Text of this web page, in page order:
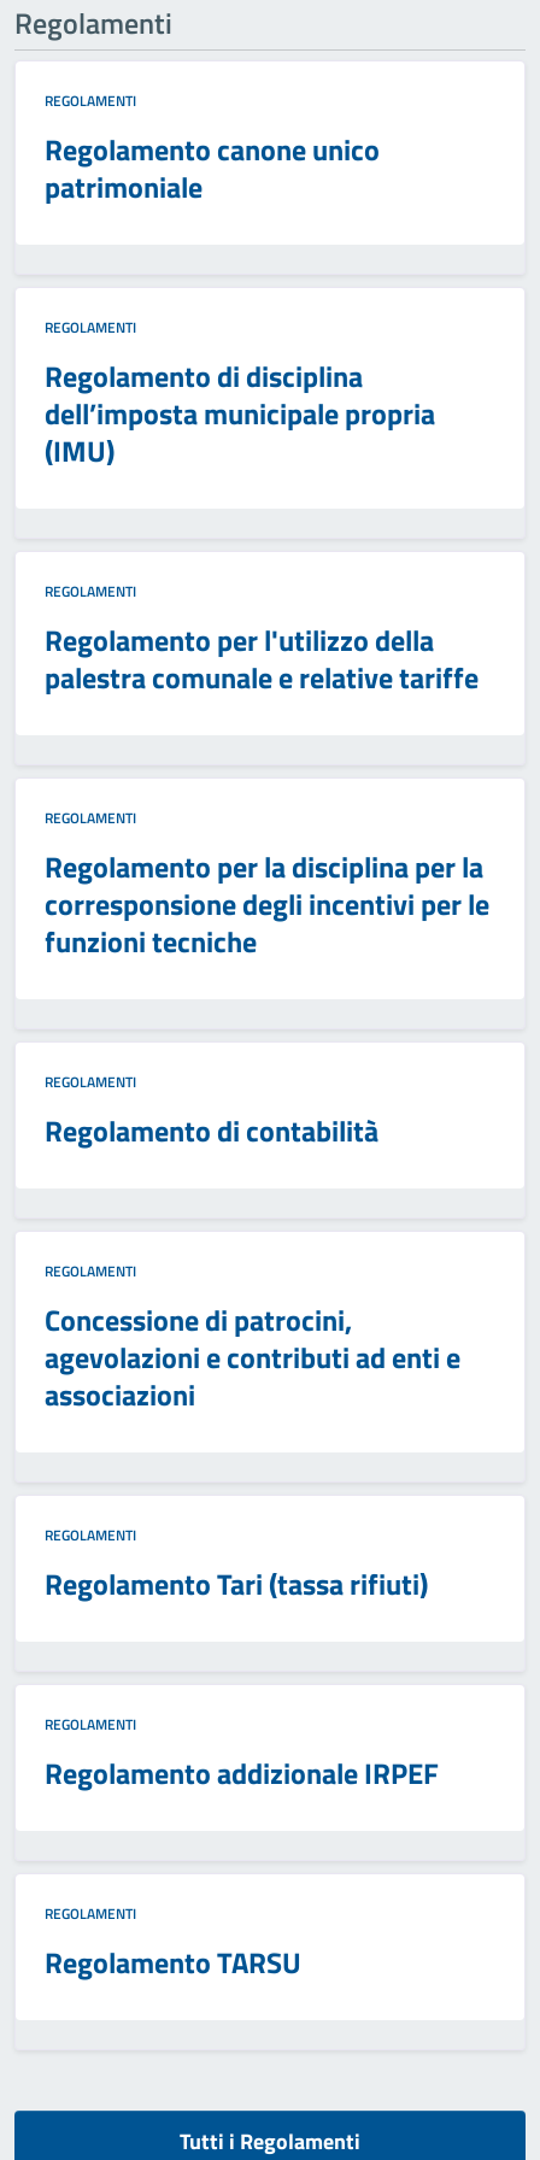
Regolamenti
REGOLAMENTI
Regolamento canone unico
patrimoniale
REGOLAMENTI
Regolamento di disciplina
dell’imposta municipale propria
(IMU)
REGOLAMENTI
Regolamento per l'utilizzo della
palestra comunale e relative tariffe
REGOLAMENTI
Regolamento per la disciplina per la
corresponsione degli incentivi per le
funzioni tecniche
REGOLAMENTI
Regolamento di contabilità
REGOLAMENTI
Concessione di patrocini,
agevolazioni e contributi ad enti e
associazioni
REGOLAMENTI
Regolamento Tari (tassa rifiuti)
REGOLAMENTI
Regolamento addizionale IRPEF
REGOLAMENTI
Regolamento TARSU
Tutti i Regolamenti